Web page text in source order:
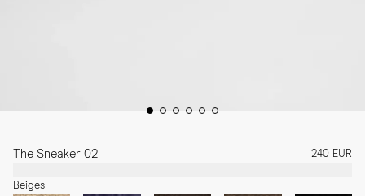
The Sneaker 02 240 EUR
Beiges